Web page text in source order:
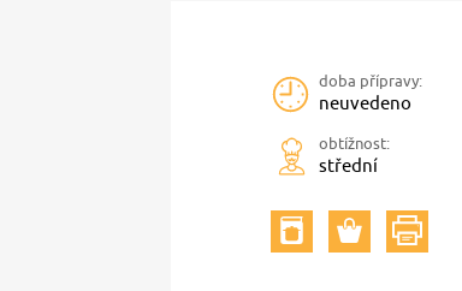
doba přípravy:
neuvedeno
obtížnost:
střední